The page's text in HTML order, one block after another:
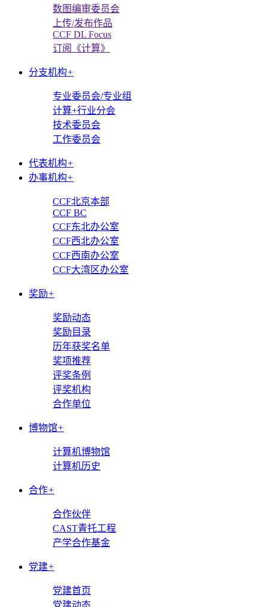
数图编审委员会
上传/发布作品
CCF DL Focus
订阅《计算》
分支机构+
专业委员会/专业组
计算+行业分会
技术委员会
工作委员会
代表机构+
办事机构+
CCF北京本部
CCF BC
CCF东北办公室
CCF西北办公室
CCF西南办公室
CCF大湾区办公室
奖励+
奖励动态
奖励目录
历年获奖名单
奖项推荐
评奖条例
评奖机构
合作单位
博物馆+
计算机博物馆
计算机历史
合作+
合作伙伴
CAST青托工程
产学合作基金
党建+
党建首页
党建动态